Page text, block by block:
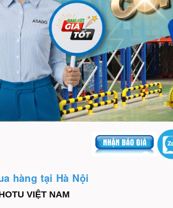
hàng tại Hà Nội
VIỆT NAM